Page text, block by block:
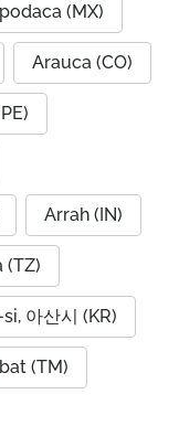
(MX)
Arauca (CO)
Arrah (IN)
(TZ)
아산시 (KR)
(TM)